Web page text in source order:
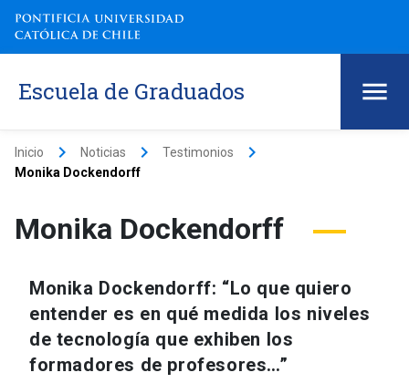
Escuela de Graduados
Inicio keyboard_arrow_right Noticias keyboard_arrow_right Testimonios keyboard_arrow_right
Monika Dockendorff
Monika Dockendorff
Monika Dockendorff: “Lo que quiero
entender es en qué medida los niveles
de tecnología que exhiben los
formadores de profesores…”